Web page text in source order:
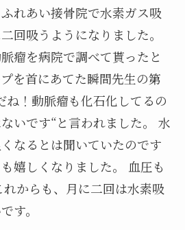
れあい接骨院で水素ガス吸
回吸うようになりました。
瘤を病院で調べて貰ったと
を首にあてた瞬間先生の第
ね！動脈瘤も化石化してるの
いです“と言われました。 水
なるとは聞いていたのです
嬉しくなりました。 血圧も
からも、月に二回は水素吸
す。